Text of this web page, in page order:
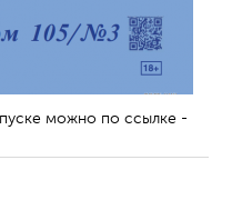
можно по ссылке -